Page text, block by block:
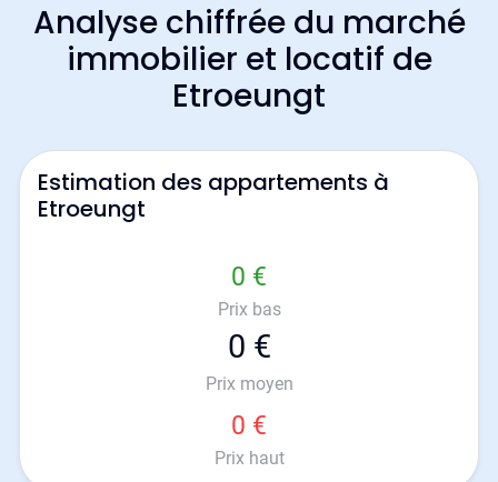
Analyse chiffrée du marché
immobilier et locatif de
Etroeungt
Estimation des appartements à
Etroeungt
0 €
Prix bas
0 €
Prix moyen
0 €
Prix haut